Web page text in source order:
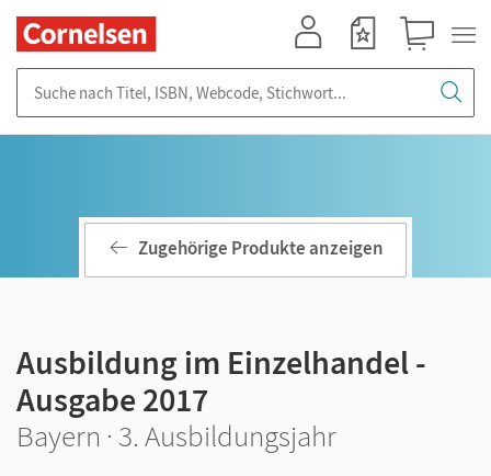
Zugehörige Produkte anzeigen
Ausbildung im Einzelhandel -
Ausgabe 2017
Bayern · 3. Ausbildungsjahr